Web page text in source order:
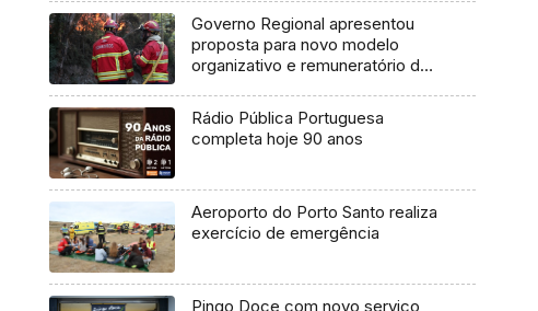
Governo Regional apresentou
proposta para novo modelo
organizativo e remuneratório dos
Rádio Pública Portuguesa
completa hoje 90 anos
Aeroporto do Porto Santo realiza
exercício de emergência
Pingo Doce com novo serviço